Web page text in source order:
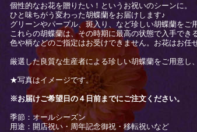
個性的なお花を贈りたい！というお祝いのシーンに。
ひと味ちがう変わった胡蝶蘭をお届けします♪
グリーンやパープル、斑入り、など珍しい胡蝶蘭をご
これらの胡蝶蘭は、その時期に最高の状態で入手でき
色や柄などのご指定はお受けできません。お花はお任
厳選した良質な生産者による珍しい胡蝶蘭をご用意し
★写真はイメージです。
※お届けご希望日の４日前までにご注文ください。
季節：オールシーズン
用途：開店祝い・周年記念御祝・移転祝いなど